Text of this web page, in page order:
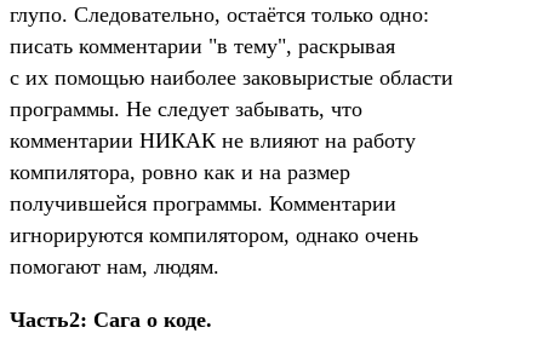
глупо. Следовательно, остаётся только одно:
писать комментарии "в тему", раскрывая
с их помощью наиболее заковыристые области
программы. Не следует забывать, что
комментарии НИКАК не влияют на работу
компилятора, ровно как и на размер
получившейся программы. Комментарии
игнорируются компилятором, однако очень
помогают нам, людям.
Часть2: Сага о коде.